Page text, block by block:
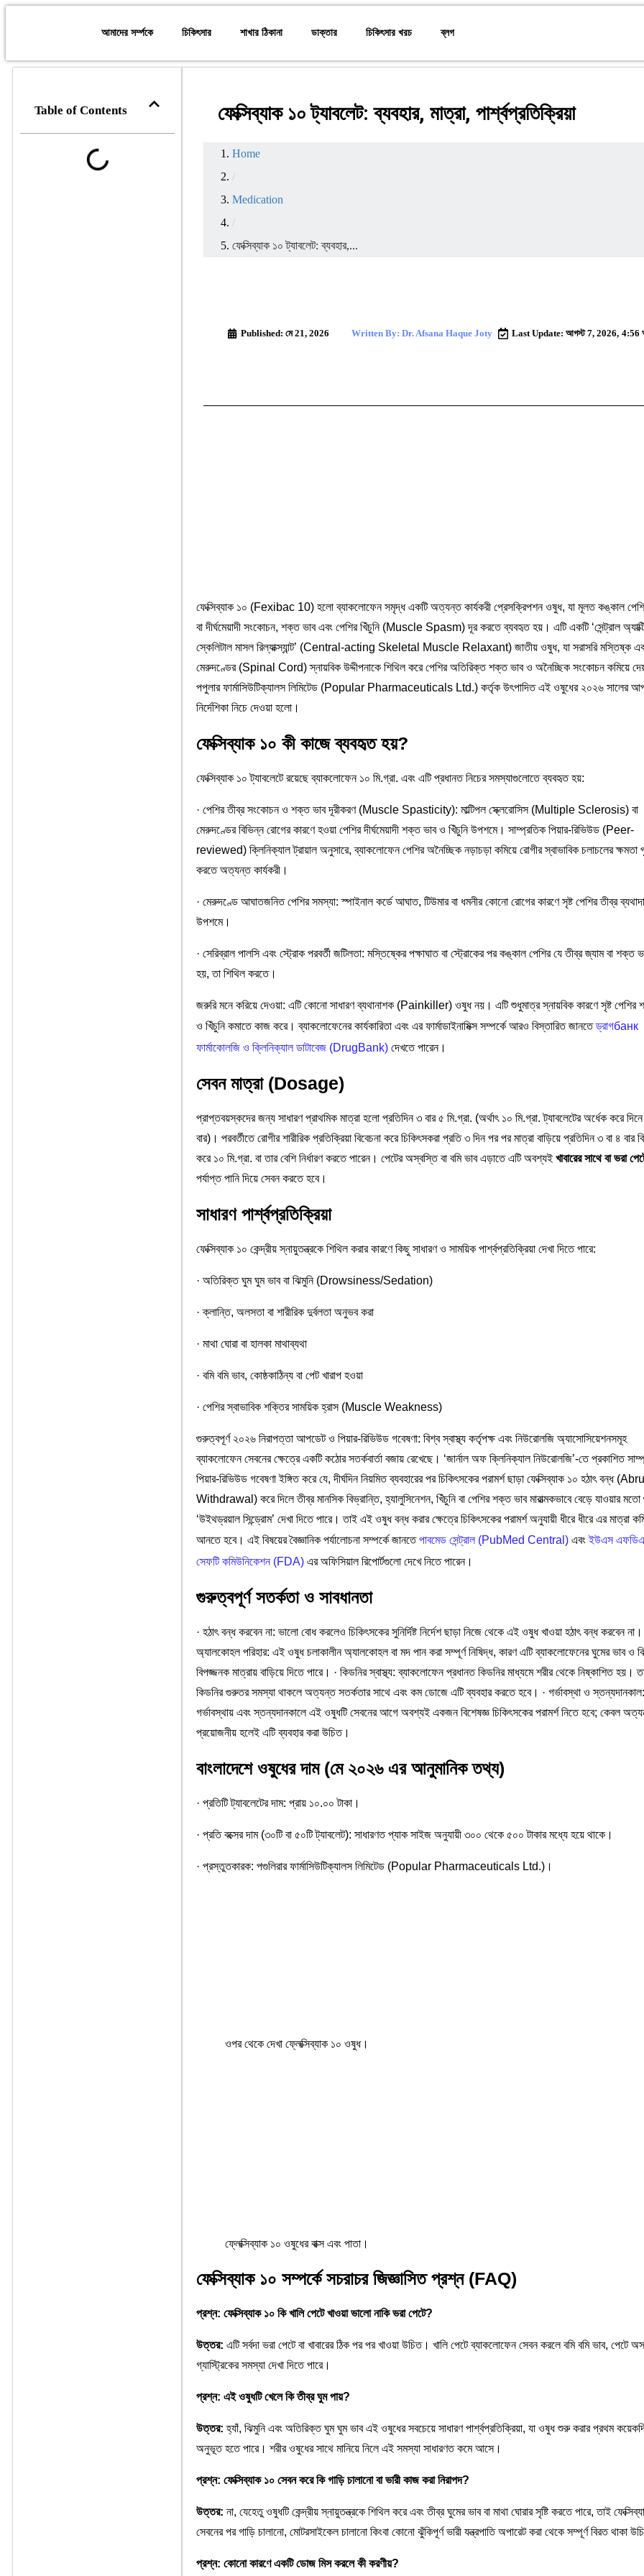
আমাদের সর্ম্পকে চিকিৎসার শাখার ঠিকানা ডাক্তার চিকিৎসার খরচ ব্লগ
Table of Contents ফেক্সিব্যাক ১০ ট্যাবলেট: ব্যবহার, মাত্রা, পার্শ্বপ্রতিক্রিয়া
Home
/
Medication
/
ফেক্সিব্যাক ১০ ট্যাবলেট: ব্যবহার,...
Last Update: আগস্ট 7, 2026, 4:56
Written By: Dr. Afsana Haque Joty
Published: মে 21, 2026
ফেক্সিব্যাক ১০ (Fexibac 10) হলো ব্যাকলোফেন সমৃদ্ধ একটি অত্যন্ত কার্যকরী প্রেসক্রিপশন ওষুধ, যা মূলত কঙ্কাল
বা দীর্ঘমেয়াদী সংকোচন, শক্ত ভাব এবং পেশির খিঁচুনি (Muscle Spasm) দূর করতে ব্যবহৃত হয়। এটি একটি ‘সেন্ট্রাল
স্কেলিটাল মাসল রিল্যাক্স্যান্ট’ (Central-acting Skeletal Muscle Relaxant) জাতীয় ওষুধ, যা সরাসরি মস্তিষ্ক
মেরুদণ্ডের (Spinal Cord) স্নায়বিক উদ্দীপনাকে শিথিল করে পেশির অতিরিক্ত শক্ত ভাব ও অনৈচ্ছিক সংকোচন কমিয়ে
পপুলার ফার্মাসিউটিক্যালস লিমিটেড (Popular Pharmaceuticals Ltd.) কর্তৃক উৎপাদিত এই ওষুধের ২০২৬ সালের
নির্দেশিকা নিচে দেওয়া হলো।
ফেক্সিব্যাক ১০ কী কাজে ব্যবহৃত হয়?
ফেক্সিব্যাক ১০ ট্যাবলেটে রয়েছে ব্যাকলোফেন ১০ মি.গ্রা. এবং এটি প্রধানত নিচের সমস্যাগুলোতে ব্যবহৃত হয়:
· পেশির তীব্র সংকোচন ও শক্ত ভাব দূরীকরণ (Muscle Spasticity): মাল্টিপল স্ক্লেরোসিস (Multiple Sclerosis) বা
মেরুদণ্ডের বিভিন্ন রোগের কারণে হওয়া পেশির দীর্ঘমেয়াদী শক্ত ভাব ও খিঁচুনি উপশমে। সাম্প্রতিক পিয়ার-রিভিউড (Peer-
reviewed) ক্লিনিক্যাল ট্রায়াল অনুসারে, ব্যাকলোফেন পেশির অনৈচ্ছিক নড়াচড়া কমিয়ে রোগীর স্বাভাবিক চলাচলের ক্ষমতা
করতে অত্যন্ত কার্যকরী।
· মেরুদণ্ডে আঘাতজনিত পেশির সমস্যা: স্পাইনাল কর্ডে আঘাত, টিউমার বা ধমনীর কোনো রোগের কারণে সৃষ্ট পেশির তীব্র
উপশমে।
· সেরিব্রাল পালসি এবং স্ট্রোক পরবর্তী জটিলতা: মস্তিষ্কের পক্ষাঘাত বা স্ট্রোকের পর কঙ্কাল পেশির যে তীব্র জ্যাম বা শক্ত
হয়, তা শিথিল করতে।
জরুরি মনে করিয়ে দেওয়া: এটি কোনো সাধারণ ব্যথানাশক (Painkiller) ওষুধ নয়। এটি শুধুমাত্র স্নায়বিক কারণে সৃষ্ট পেশির
ও খিঁচুনি কমাতে কাজ করে। ব্যাকলোফেনের কার্যকারিতা এবং এর ফার্মাডাইনামিক্স সম্পর্কে আরও বিস্তারিত জানতেড্রাগбанк
ফার্মাকোলজি ও ক্লিনিক্যাল ডাটাবেজ (DrugBank) দেখতে পারেন।
সেবন মাত্রা (Dosage)
প্রাপ্তবয়স্কদের জন্য সাধারণ প্রাথমিক মাত্রা হলো প্রতিদিন ৩ বার ৫ মি.গ্রা. (অর্থাৎ ১০ মি.গ্রা. ট্যাবলেটের অর্ধেক করে
বার)। পরবর্তীতে রোগীর শারীরিক প্রতিক্রিয়া বিবেচনা করে চিকিৎসকরা প্রতি ৩ দিন পর পর মাত্রা বাড়িয়ে প্রতিদিন ৩ বা ৪ বার
করে ১০ মি.গ্রা. বা তার বেশি নির্ধারণ করতে পারেন। পেটের অস্বস্তি বা বমি ভাব এড়াতে এটি অবশ্যইখাবারের সাথে বা ভরা
পর্যাপ্ত পানি দিয়ে সেবন করতে হবে।
সাধারণ পার্শ্বপ্রতিক্রিয়া
ফেক্সিব্যাক ১০ কেন্দ্রীয় স্নায়ুতন্ত্রকে শিথিল করার কারণে কিছু সাধারণ ও সাময়িক পার্শ্বপ্রতিক্রিয়া দেখা দিতে পারে:
· অতিরিক্ত ঘুম ঘুম ভাব বা ঝিমুনি (Drowsiness/Sedation)
· ক্লান্তি, অলসতা বা শারীরিক দুর্বলতা অনুভব করা
· মাথা ঘোরা বা হালকা মাথাব্যথা
· বমি বমি ভাব, কোষ্ঠকাঠিন্য বা পেট খারাপ হওয়া
· পেশির স্বাভাবিক শক্তির সাময়িক হ্রাস (Muscle Weakness)
গুরুত্বপূর্ণ ২০২৬ নিরাপত্তা আপডেট ও পিয়ার-রিভিউড গবেষণা: বিশ্ব স্বাস্থ্য কর্তৃপক্ষ এবং নিউরোলজি অ্যাসোসিয়েশনসমূহ
ব্যাকলোফেন সেবনের ক্ষেত্রে একটি কঠোর সতর্কবার্তা বজায় রেখেছে। ‘জার্নাল অফ ক্লিনিক্যাল নিউরোলজি’-তে প্রকাশিত
পিয়ার-রিভিউড গবেষণা ইঙ্গিত করে যে, দীর্ঘদিন নিয়মিত ব্যবহারের পর চিকিৎসকের পরামর্শ ছাড়া ফেক্সিব্যাক ১০ হঠাৎ বন্ধ
Withdrawal) করে দিলে তীব্র মানসিক বিভ্রান্তি, হ্যালুসিনেশন, খিঁচুনি বা পেশির শক্ত ভাব মারাত্মকভাবে বেড়ে যাওয়ার
‘উইথড্রয়াল সিন্ড্রোম’ দেখা দিতে পারে। তাই এই ওষুধ বন্ধ করার ক্ষেত্রে চিকিৎসকের পরামর্শ অনুযায়ী ধীরে ধীরে এর মাত্রা
আনতে হবে। এই বিষয়ের বৈজ্ঞানিক পর্যালোচনা সম্পর্কে জানতেপাবমেড সেন্ট্রাল (PubMed Central) এবংইউএস এফডিএ
সেফটি কমিউনিকেশন (FDA) এর অফিসিয়াল রিপোর্টগুলো দেখে নিতে পারেন।
গুরুত্বপূর্ণ সতর্কতা ও সাবধানতা
· হঠাৎ বন্ধ করবেন না: ভালো বোধ করলেও চিকিৎসকের সুনির্দিষ্ট নির্দেশ ছাড়া নিজে থেকে এই ওষুধ খাওয়া হঠাৎ বন্ধ করবেন না।
অ্যালকোহল পরিহার: এই ওষুধ চলাকালীন অ্যালকোহল বা মদ পান করা সম্পূর্ণ নিষিদ্ধ, কারণ এটি ব্যাকলোফেনের ঘুমের ভাব ও
বিপজ্জনক মাত্রায় বাড়িয়ে দিতে পারে। · কিডনির স্বাস্থ্য: ব্যাকলোফেন প্রধানত কিডনির মাধ্যমে শরীর থেকে নিষ্কাশিত হয়।
কিডনির গুরুতর সমস্যা থাকলে অত্যন্ত সতর্কতার সাথে এবং কম ডোজে এটি ব্যবহার করতে হবে। · গর্ভাবস্থা ও স্তন্যদানকাল:
গর্ভাবস্থায় এবং স্তন্যদানকালে এই ওষুধটি সেবনের আগে অবশ্যই একজন বিশেষজ্ঞ চিকিৎসকের পরামর্শ নিতে হবে; কেবল
প্রয়োজনীয় হলেই এটি ব্যবহার করা উচিত।
বাংলাদেশে ওষুধের দাম (মে ২০২৬ এর আনুমানিক তথ্য)
· প্রতিটি ট্যাবলেটের দাম: প্রায় ১০.০০ টাকা।
· প্রতি বক্সের দাম (৩০টি বা ৫০টি ট্যাবলেট): সাধারণত প্যাক সাইজ অনুযায়ী ৩০০ থেকে ৫০০ টাকার মধ্যে হয়ে থাকে।
· প্রস্তুতকারক: পগুলিরার ফার্মাসিউটিক্যালস লিমিটেড (Popular Pharmaceuticals Ltd.)।
ওপর থেকে দেখা ফ্লেক্সিব্যাক ১০ ওষুধ।
ফ্লেক্সিব্যাক ১০ ওষুধের বাক্স এবং পাতা।
ফেক্সিব্যাক ১০ সম্পর্কে সচরাচর জিজ্ঞাসিত প্রশ্ন (FAQ)
প্রশ্ন: ফেক্সিব্যাক ১০ কি খালি পেটে খাওয়া ভালো নাকি ভরা পেটে?
উত্তর: এটি সর্বদা ভরা পেটে বা খাবারের ঠিক পর পর খাওয়া উচিত। খালি পেটে ব্যাকলোফেন সেবন করলে বমি বমি ভাব, পেটে
গ্যাস্ট্রিকের সমস্যা দেখা দিতে পারে।
প্রশ্ন: এই ওষুধটি খেলে কি তীব্র ঘুম পায়?
উত্তর: হ্যাঁ, ঝিমুনি এবং অতিরিক্ত ঘুম ঘুম ভাব এই ওষুধের সবচেয়ে সাধারণ পার্শ্বপ্রতিক্রিয়া, যা ওষুধ শুরু করার প্রথম
অনুভূত হতে পারে। শরীর ওষুধের সাথে মানিয়ে নিলে এই সমস্যা সাধারণত কমে আসে।
প্রশ্ন: ফেক্সিব্যাক ১০ সেবন করে কি গাড়ি চালানো বা ভারী কাজ করা নিরাপদ?
উত্তর: না, যেহেতু ওষুধটি কেন্দ্রীয় স্নায়ুতন্ত্রকে শিথিল করে এবং তীব্র ঘুমের ভাব বা মাথা ঘোরার সৃষ্টি করতে পারে, তাই
সেবনের পর গাড়ি চালানো, মোটরসাইকেল চালানো কিংবা কোনো ঝুঁকিপূর্ণ ভারী যন্ত্রপাতি অপারেট করা থেকে সম্পূর্ণ বিরত থাকা
প্রশ্ন: কোনো কারণে একটি ডোজ মিস করলে কী করণীয়?